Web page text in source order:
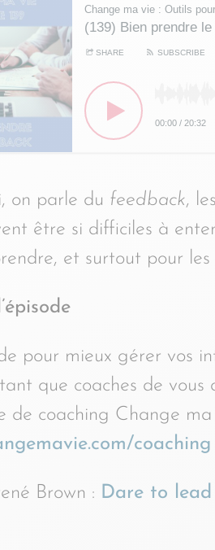
Change ma vie : Outils
(139) Bien prendre
SHARE SUBSCRIBE
00:00 / 20:32
on parle du feedback,
être si difficiles à
et surtout pour
pour mieux gérer vos
que coaches de
de coaching Change ma
coaching
Brown : Dare to lead